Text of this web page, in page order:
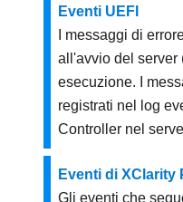
Eventi UEFI
I messaggi di
all'avvio del server
esecuzione. I
registrati nel log
Controller nel
Eventi di XClarity
Gli eventi che